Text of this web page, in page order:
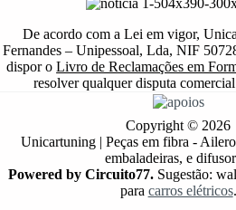
De acordo com a Lei em vigor,
Fernandes – Unipessoal, Lda, NIF
dispor oLivro de Reclamações em
resolver qualquer disputa
Copyright © 2026
Unicartuning | Peças em fibra -
embaladeiras, e
Powered by Circuito77. Sugestão:
para carros elétricos.